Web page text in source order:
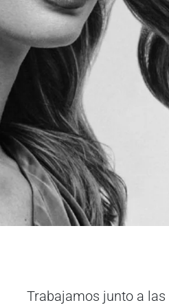
Trabajamos junto a las